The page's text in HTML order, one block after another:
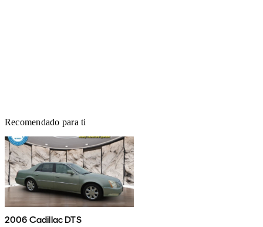
Recomendado para ti
2006 Cadillac DTS